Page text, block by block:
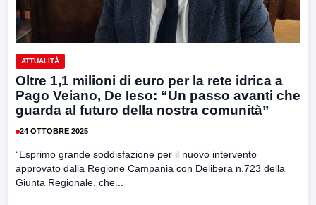
ATTUALITÀ
Oltre 1,1 milioni di euro per la rete idrica a
Pago Veiano, De Ieso: “Un passo avanti che
guarda al futuro della nostra comunità”
24 OTTOBRE 2025
“Esprimo grande soddisfazione per il nuovo intervento
approvato dalla Regione Campania con Delibera n.723 della
Giunta Regionale, che...